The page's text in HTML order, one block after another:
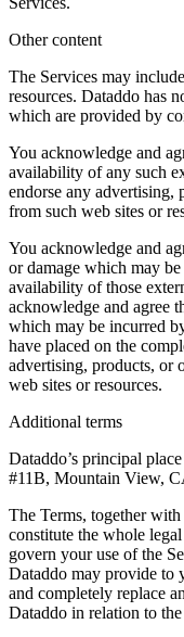
Other content
The Services may
resources. Dataddo has
which are provided by
You acknowledge and
availability of any such
endorse any advertising,
from such web sites or
You acknowledge and
or damage which may
availability of those
acknowledge and agree
which may be incurred
have placed on the
advertising, products, or
web sites or resources.
Additional terms
Dataddo’s principal
#11B, Mountain View,
The Terms, together
constitute the whole
govern your use of the
Dataddo may provide to
and completely replace
Dataddo in relation to the